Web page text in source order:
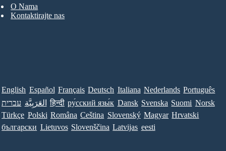
O Nama
Kontaktirajte nas
English Español Français Deutsch Italiana Nederlands Português
עברית العَرَبِيَّة हिन्दी ру́сский язы́к Dansk Svenska Suomi Norsk
Türkçe Polski Româna Ceština Slovenský Magyar Hrvatski
български Lietuvos Slovenščina Latvijas eesti